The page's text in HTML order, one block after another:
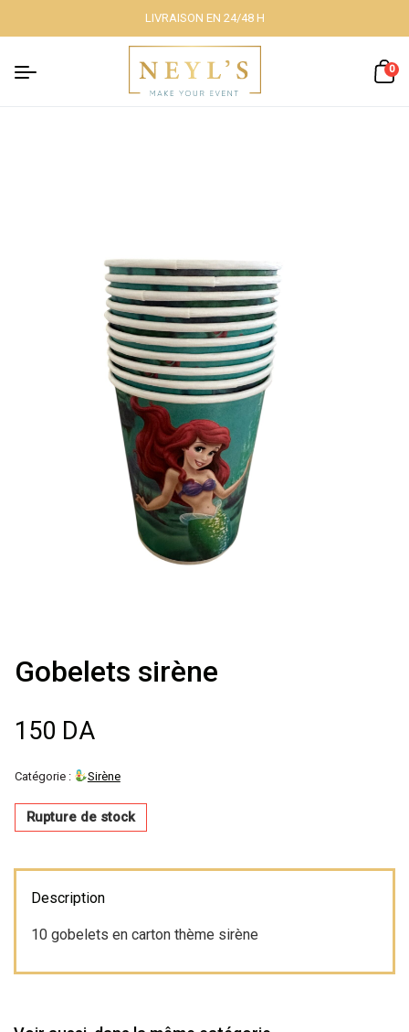
lumineuse
Décoration à
thème
Décoration de
Décoration de
Déguisements
Emballage
LIVRAISON EN 24/48 H
0
Gobelets sirène
150 DA
Catégorie : Sirène
Rupture de stock
Description
10 gobelets en carton thème sirène